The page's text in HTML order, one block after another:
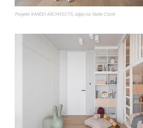
Projekt: KANDO ARCHITECTS, zdjęcia: Nate Cook